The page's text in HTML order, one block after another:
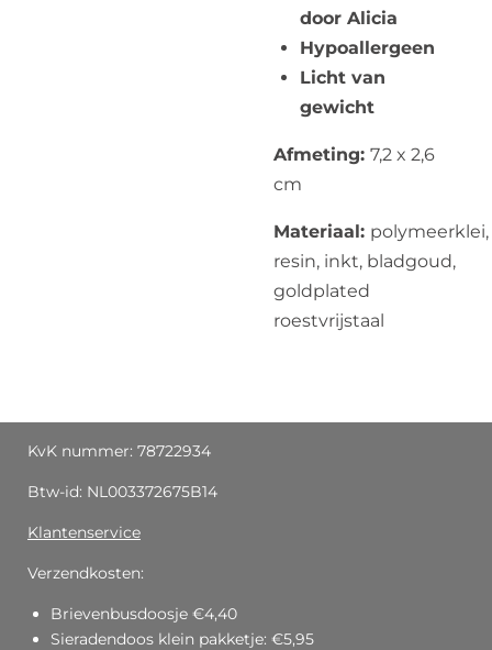
door Alicia
Hypoallergeen
Licht van
gewicht
Afmeting: 7,2 x 2,6
cm
Materiaal: polymeerklei,
resin, inkt, bladgoud,
goldplated
roestvrijstaal
KvK nummer: 78722934
Btw-id: NL003372675B14
Klantenservice
Verzendkosten:
Brievenbusdoosje €4,40
Sieradendoos klein pakketje: €5,95